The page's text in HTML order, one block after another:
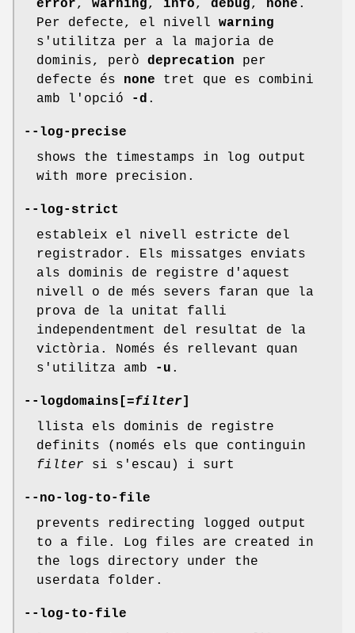
error, warning, info, debug, none .
Per defecte, el nivell warning
s'utilitza per a la majoria de
dominis, però deprecation per
defecte és none tret que es combini
amb l'opció
-d .
--log-precise
shows the timestamps in log output
with more precision.
--log-strict
estableix el nivell estricte del
registrador. Els missatges enviats
als dominis de registre d'aquest
nivell o de més severs faran que la
prova de la unitat falli
independentment del resultat de la
victòria. Només és rellevant quan
s'utilitza amb
-u .
--logdomains[ =filter
llista els dominis de registre
definits (només els que continguin
filter si s'escau) i surt
--no-log-to-file
prevents redirecting logged output
to a file. Log files are created in
the logs directory under the
userdata folder.
--log-to-file